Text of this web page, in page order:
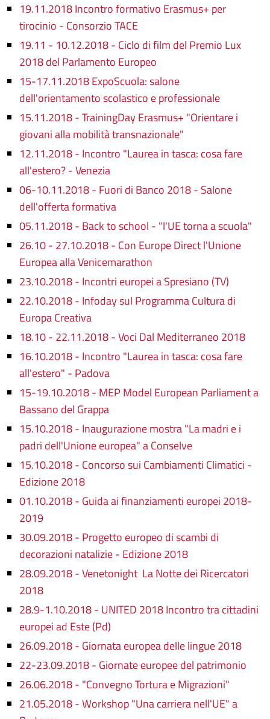
19.11.2018 Incontro formativo Erasmus+ per
tirocinio - Consorzio TACE
19.11 - 10.12.2018 - Ciclo di film del Premio Lux
2018 del Parlamento Europeo
15-17.11.2018 ExpoScuola: salone
dell'orientamento scolastico e professionale
15.11.2018 - TrainingDay Erasmus+ "Orientare i
giovani alla mobilità transnazionale"
12.11.2018 - Incontro "Laurea in tasca: cosa fare
all'estero? - Venezia
06-10.11.2018 - Fuori di Banco 2018 - Salone
dell'offerta formativa
05.11.2018 - Back to school - "l'UE torna a scuola"
26.10 - 27.10.2018 - Con Europe Direct l'Unione
Europea alla Venicemarathon
23.10.2018 - Incontri europei a Spresiano (TV)
22.10.2018 - Infoday sul Programma Cultura di
Europa Creativa
18.10 - 22.11.2018 - Voci Dal Mediterraneo 2018
16.10.2018 - Incontro "Laurea in tasca: cosa fare
all'estero" - Padova
15-19.10.2018 - MEP Model European Parliament a
Bassano del Grappa
15.10.2018 - Inaugurazione mostra "La madri e i
padri dell'Unione europea" a Conselve
15.10.2018 - Concorso sui Cambiamenti Climatici -
Edizione 2018
01.10.2018 - Guida ai finanziamenti europei 2018-
2019
30.09.2018 - Progetto europeo di scambi di
decorazioni natalizie - Edizione 2018
28.09.2018 - Venetonight La Notte dei Ricercatori
2018
28.9-1.10.2018 - UNITED 2018 Incontro tra cittadini
europei ad Este (Pd)
26.09.2018 - Giornata europea delle lingue 2018
22-23.09.2018 - Giornate europee del patrimonio
26.06.2018 - "Convegno Tortura e Migrazioni"
21.05.2018 - Workshop "Una carriera nell'UE" a